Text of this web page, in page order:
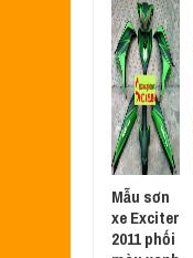
Mẫu sơn
xe Exciter
2011 phối